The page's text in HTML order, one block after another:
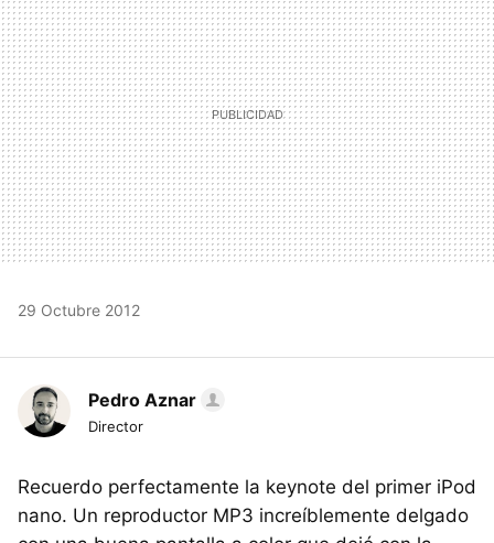
29 Octubre 2012
Pedro Aznar
Director
Recuerdo perfectamente la keynote del primer iPod
nano. Un reproductor MP3 increíblemente delgado